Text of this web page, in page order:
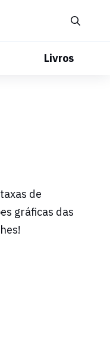
Livros
de
gráficas das